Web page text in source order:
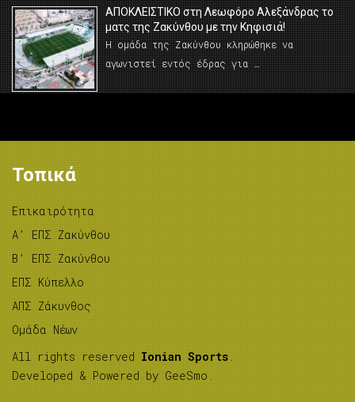
AΠΟΚΛΕΙΣΤΙΚΟ στη Λεωφόρο Αλεξάνδρας το
ματς της Ζακύνθου με την Κηφισιά!
Η ομάδα της Ζακύνθου κληρώθηκε να
αγωνιστεί εντός έδρας για …
Τοπικά
Επικαιρότητα
A’ ΕΠΣ Ζακύνθου
B’ ΕΠΣ Ζακύνθου
ΕΠΣ Κύπελλο
ΑΠΣ Ζάκυνθος
Ομάδα Νέων
All rights reserved Ionian Sports
Developed & Powered by GeeSmo